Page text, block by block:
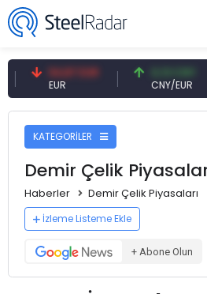
54,87 EUR 0,13 CNY
CNY/EUR
KATEGORİLER
Demir Çelik
Haberler Demir Çelik Piyasaları
İzleme Listeme Ekle
+ Abone Olun